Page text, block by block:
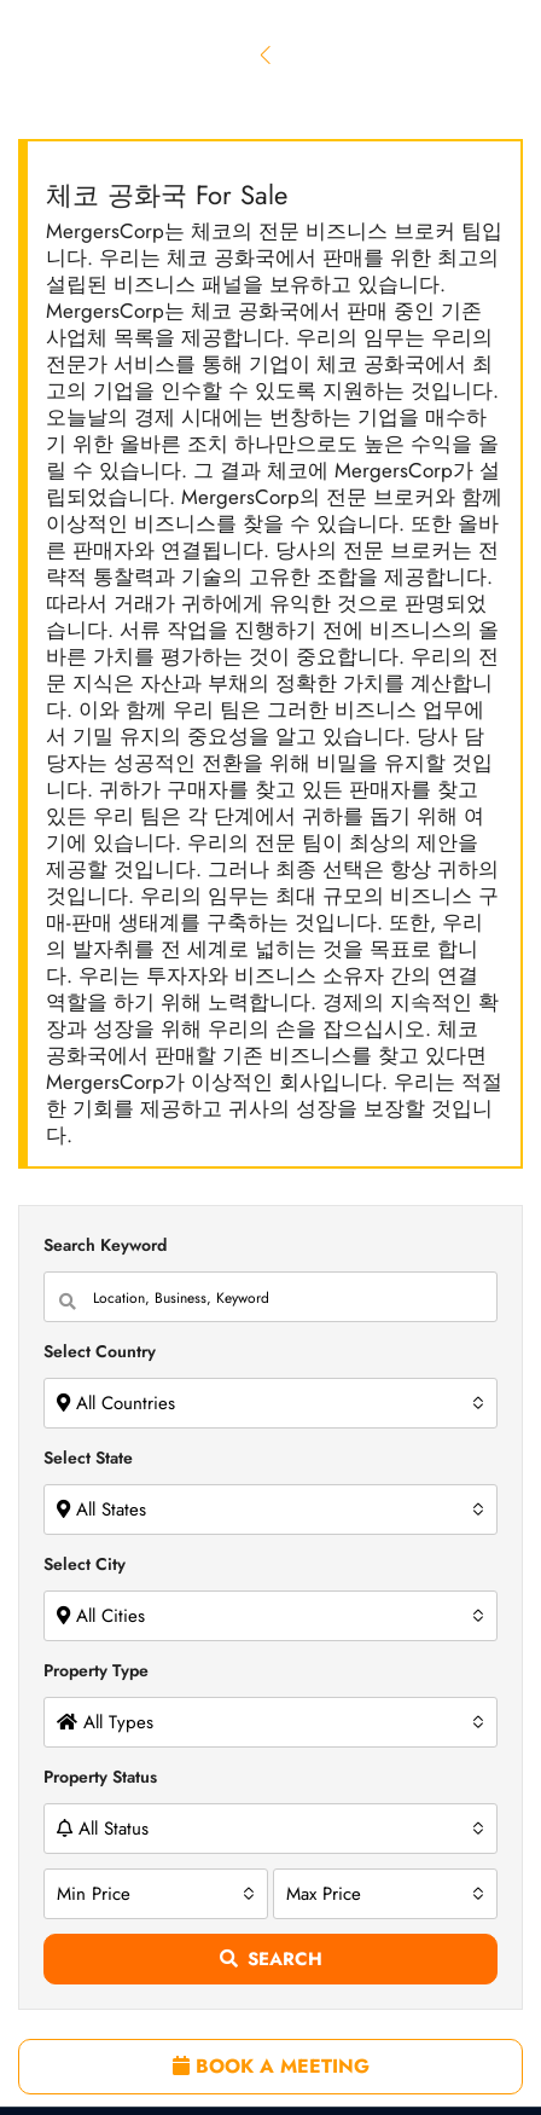
체코 공화국 For Sale
MergersCorp는 체코의 전문 비즈니스 브로커 팀입
니다. 우리는 체코 공화국에서 판매를 위한 최고의
설립된 비즈니스 패널을 보유하고 있습니다.
MergersCorp는 체코 공화국에서 판매 중인 기존
사업체 목록을 제공합니다. 우리의 임무는 우리의
전문가 서비스를 통해 기업이 체코 공화국에서 최
고의 기업을 인수할 수 있도록 지원하는 것입니다.
오늘날의 경제 시대에는 번창하는 기업을 매수하
기 위한 올바른 조치 하나만으로도 높은 수익을 올
릴 수 있습니다. 그 결과 체코에 MergersCorp가 설
립되었습니다. MergersCorp의 전문 브로커와 함께
이상적인 비즈니스를 찾을 수 있습니다. 또한 올바
른 판매자와 연결됩니다. 당사의 전문 브로커는 전
략적 통찰력과 기술의 고유한 조합을 제공합니다.
따라서 거래가 귀하에게 유익한 것으로 판명되었
습니다. 서류 작업을 진행하기 전에 비즈니스의 올
바른 가치를 평가하는 것이 중요합니다. 우리의 전
문 지식은 자산과 부채의 정확한 가치를 계산합니
다. 이와 함께 우리 팀은 그러한 비즈니스 업무에
서 기밀 유지의 중요성을 알고 있습니다. 당사 담
당자는 성공적인 전환을 위해 비밀을 유지할 것입
니다. 귀하가 구매자를 찾고 있든 판매자를 찾고
있든 우리 팀은 각 단계에서 귀하를 돕기 위해 여
기에 있습니다. 우리의 전문 팀이 최상의 제안을
제공할 것입니다. 그러나 최종 선택은 항상 귀하의
것입니다. 우리의 임무는 최대 규모의 비즈니스 구
매-판매 생태계를 구축하는 것입니다. 또한, 우리
의 발자취를 전 세계로 넓히는 것을 목표로 합니
다. 우리는 투자자와 비즈니스 소유자 간의 연결
역할을 하기 위해 노력합니다. 경제의 지속적인 확
장과 성장을 위해 우리의 손을 잡으십시오. 체코
공화국에서 판매할 기존 비즈니스를 찾고 있다면
MergersCorp가 이상적인 회사입니다. 우리는 적절
한 기회를 제공하고 귀사의 성장을 보장할 것입니
다.
Search Keyword
Select Country
All Countries
Select State
All States
Select City
All Cities
Property Type
All Types
Property Status
All Status
Min Price Max Price
SEARCH
BOOK A MEETING